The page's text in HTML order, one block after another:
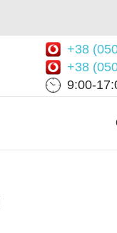
+38
+38
9:00-